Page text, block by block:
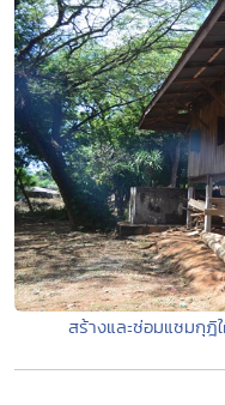
สร้างและซ่อมแซมกุฎิ